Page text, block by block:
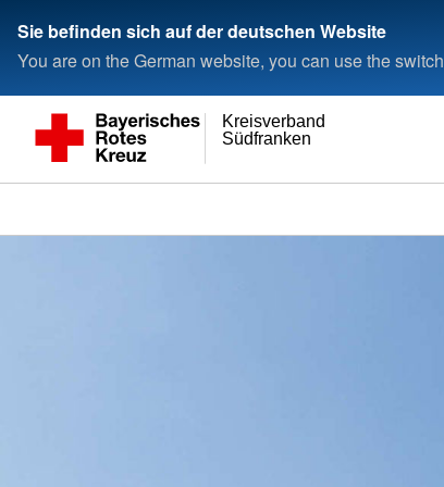
Sie befinden sich auf der deutschen Website
You are on the German website, you can use the
Südfranken
Kreisverband